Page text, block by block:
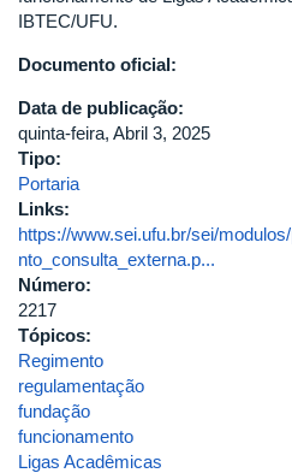
IBTEC/UFU.
Documento oficial:
Data de publicação:
quinta-feira, Abril 3, 2025
Tipo:
Portaria
Links:
https://www.sei.ufu.br/sei/
nto_consulta_externa.p...
Número:
2217
Tópicos:
Regimento
regulamentação
fundação
funcionamento
Ligas Acadêmicas